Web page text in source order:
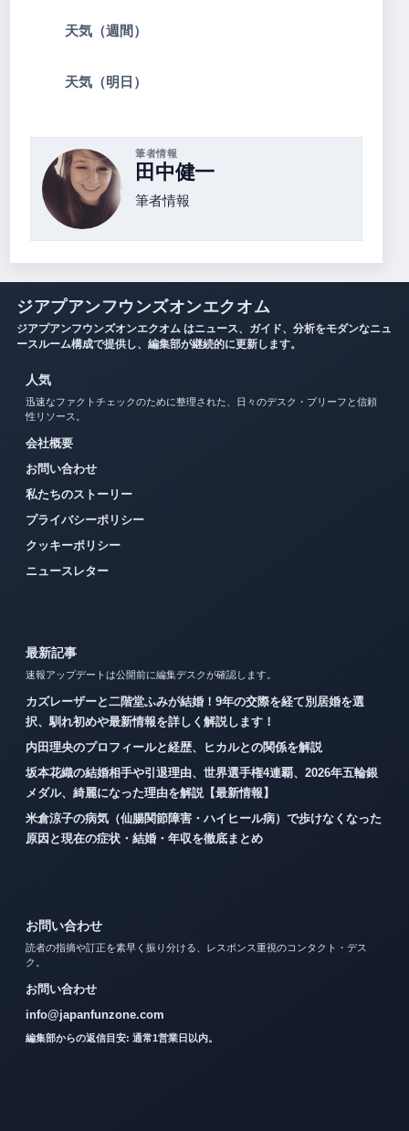
天気（週間）
天気（明日）
筆者情報
田中健一
筆者情報
ジアプアンフウンズオンエクオム
ジアプアンフウンズオンエクオム はニュース、ガイド、分析をモダンなニュ
ースルーム構成で提供し、編集部が継続的に更新します。
人気
迅速なファクトチェックのために整理された、日々のデスク・ブリーフと信頼
性リソース。
会社概要
お問い合わせ
私たちのストーリー
プライバシーポリシー
クッキーポリシー
ニュースレター
最新記事
速報アップデートは公開前に編集デスクが確認します。
カズレーザーと二階堂ふみが結婚！9年の交際を経て別居婚を選
択、馴れ初めや最新情報を詳しく解説します！
内田理央のプロフィールと経歴、ヒカルとの関係を解説
坂本花織の結婚相手や引退理由、世界選手権4連覇、2026年五輪銀
メダル、綺麗になった理由を解説【最新情報】
米倉涼子の病気（仙腸関節障害・ハイヒール病）で歩けなくなった
原因と現在の症状・結婚・年収を徹底まとめ
お問い合わせ
読者の指摘や訂正を素早く振り分ける、レスポンス重視のコンタクト・デス
ク。
お問い合わせ
info@japanfunzone.com
編集部からの返信目安: 通常1営業日以内。